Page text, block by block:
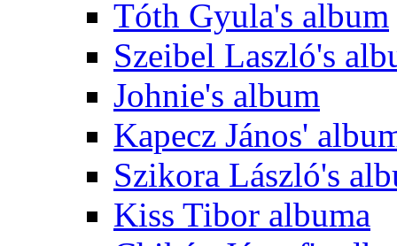
Tóth Gyula's album
Szeibel Laszló's
Johnie's album
Kapecz János'
Szikora László's
Kiss Tibor albuma